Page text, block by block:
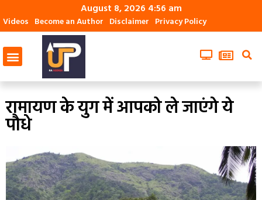
August 8, 2026 4:56 am
Videos Become an Author Disclaimer Privacy Policy
रामायण के युग में आपको ले जाएंगे ये
पौधे